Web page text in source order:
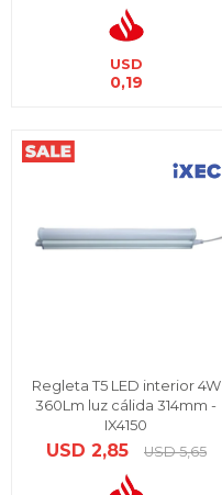
USD
0,19
Regleta T5 LED interior 4W
360Lm luz cálida 314mm -
IX4150
USD 2,85 USD 5,65